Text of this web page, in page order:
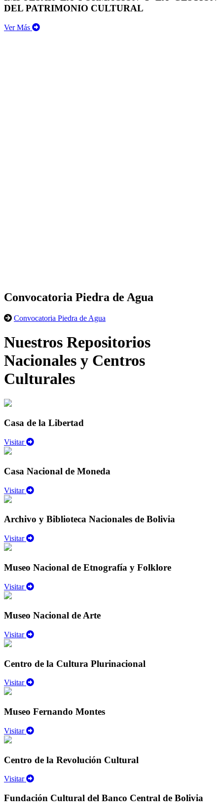
DEL PATRIMONIO CULTURAL
Ver Más
Convocatoria Piedra de Agua
Convocatoria Piedra de Agua
Nuestros Repositorios
Nacionales y Centros
Culturales
Casa de la Libertad
Visitar
Casa Nacional de Moneda
Visitar
Archivo y Biblioteca Nacionales de Bolivia
Visitar
Museo Nacional de Etnografía y Folklore
Visitar
Museo Nacional de Arte
Visitar
Centro de la Cultura Plurinacional
Visitar
Museo Fernando Montes
Visitar
Centro de la Revolución Cultural
Visitar
Fundación Cultural del Banco Central de Bolivia